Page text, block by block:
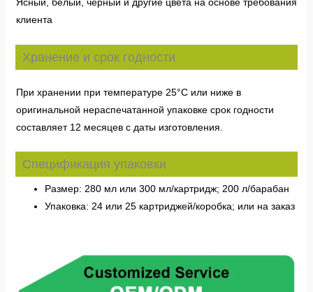
Ясный, белый, черный и другие цвета на основе требования
клиента
Хранение и срок годности
При хранении при температуре 25°C или ниже в
оригинальной нераспечатанной упаковке срок годности
составляет 12 месяцев с даты изготовления.
Спецификация упаковки
Размер: 280 мл или 300 мл/картридж; 200 л/барабан
Упаковка: 24 или 25 картриджей/коробка; или на заказ